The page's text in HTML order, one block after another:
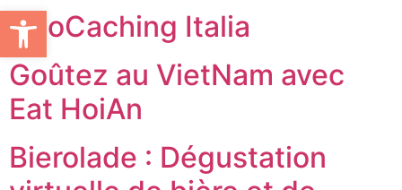
GeoCaching Italia
Goûtez au VietNam avec
Eat HoiAn
Bierolade : Dégustation
Ouvrir la barre d’outils